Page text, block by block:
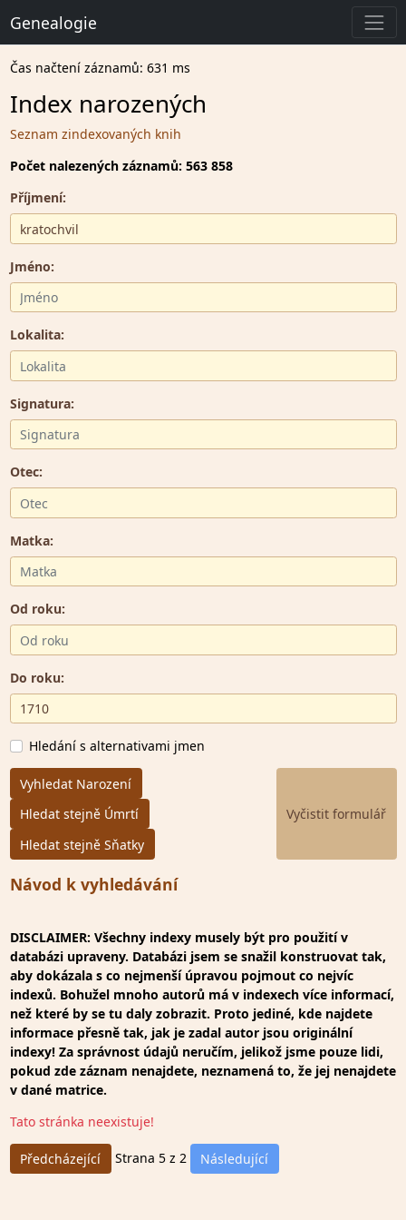
Genealogie
Čas načtení záznamů: 631 ms
Index narozených
Seznam zindexovaných knih
Počet nalezených záznamů: 563 858
Příjmení:
Jméno:
Lokalita:
Signatura:
Otec:
Matka:
Od roku:
Do roku:
Hledání s alternativami jmen
Vyhledat Narození
Hledat stejně Úmrtí
Hledat stejně Sňatky
Návod k vyhledávání
DISCLAIMER: Všechny indexy musely být pro použití v
databázi upraveny. Databázi jsem se snažil konstruovat tak,
aby dokázala s co nejmenší úpravou pojmout co nejvíc
indexů. Bohužel mnoho autorů má v indexech více informací,
než které by se tu daly zobrazit. Proto jediné, kde najdete
informace přesně tak, jak je zadal autor jsou originální
indexy! Za správnost údajů neručím, jelikož jsme pouze lidi,
pokud zde záznam nenajdete, neznamená to, že jej nenajdete
v dané matrice.
Tato stránka neexistuje!
Předcházející Strana 5 z 2 Následující